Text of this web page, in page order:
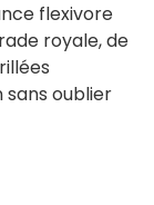
flexivore
royale, de
sans oublier